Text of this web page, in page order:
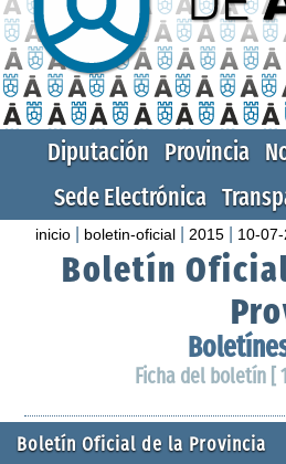
Diputación Provincia
Sede Electrónica
inicio boletin-oficial 2015 10-
Boletín
Ficha del boletín [
Boletín Oficial de la Provincia